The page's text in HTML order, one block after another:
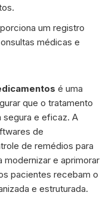
um registro
médicas e
é uma
que o tratamento
e eficaz. A
de
de remédios para
e aprimorar
pacientes recebam o
e estruturada.